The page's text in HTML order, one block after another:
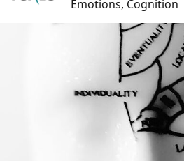
Emotions, Cognition